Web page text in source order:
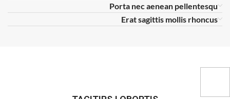
Porta nec aenean pellentesqu
Erat sagittis mollis rhoncus